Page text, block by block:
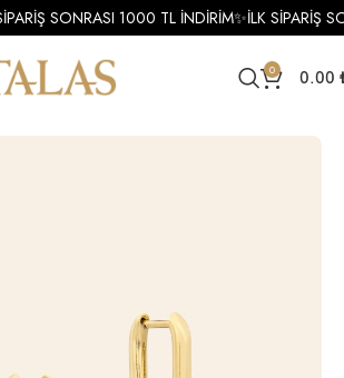
0 0.00
Altın Tasarım Küpe
SONRASI 1000 TL İNDİRİM✨İLK SİPARİŞ